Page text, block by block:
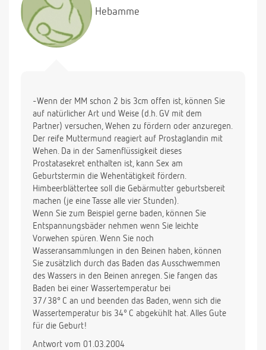
Hebamme
-Wenn der MM schon 2 bis 3cm offen ist, können Sie
auf natürlicher Art und Weise (d.h. GV mit dem
Partner) versuchen, Wehen zu fördern oder anzuregen.
Der reife Muttermund reagiert auf Prostaglandin mit
Wehen. Da in der Samenflüssigkeit dieses
Prostatasekret enthalten ist, kann Sex am
Geburtstermin die Wehentätigkeit fördern.
Himbeerblättertee soll die Gebärmutter geburtsbereit
machen (je eine Tasse alle vier Stunden).
Wenn Sie zum Beispiel gerne baden, können Sie
Entspannungsbäder nehmen wenn Sie leichte
Vorwehen spüren. Wenn Sie noch
Wasseransammlungen in den Beinen haben, können
Sie zusätzlich durch das Baden das Ausschwemmen
des Wassers in den Beinen anregen. Sie fangen das
Baden bei einer Wassertemperatur bei
37/38° C an und beenden das Baden, wenn sich die
Wassertemperatur bis 34° C abgekühlt hat. Alles Gute
für die Geburt!
Antwort vom 01.03.2004